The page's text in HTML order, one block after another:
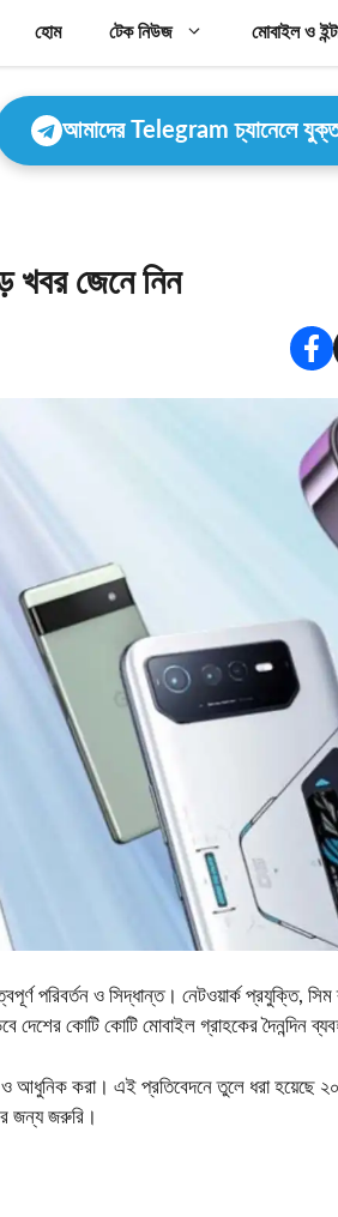
হোম টেক নিউজ মোবাইল ও
আমাদের Telegram চ্যানেলে
খবর জেনে নিন
পরিবর্তন ও সিদ্ধান্ত। নেটওয়ার্ক প্রযুক্তি, সিম
দেশের কোটি কোটি মোবাইল গ্রাহকের দৈনন্দিন
ও আধুনিক করা। এই প্রতিবেদনে তুলে ধরা হয়েছে
জন্য জরুরি।